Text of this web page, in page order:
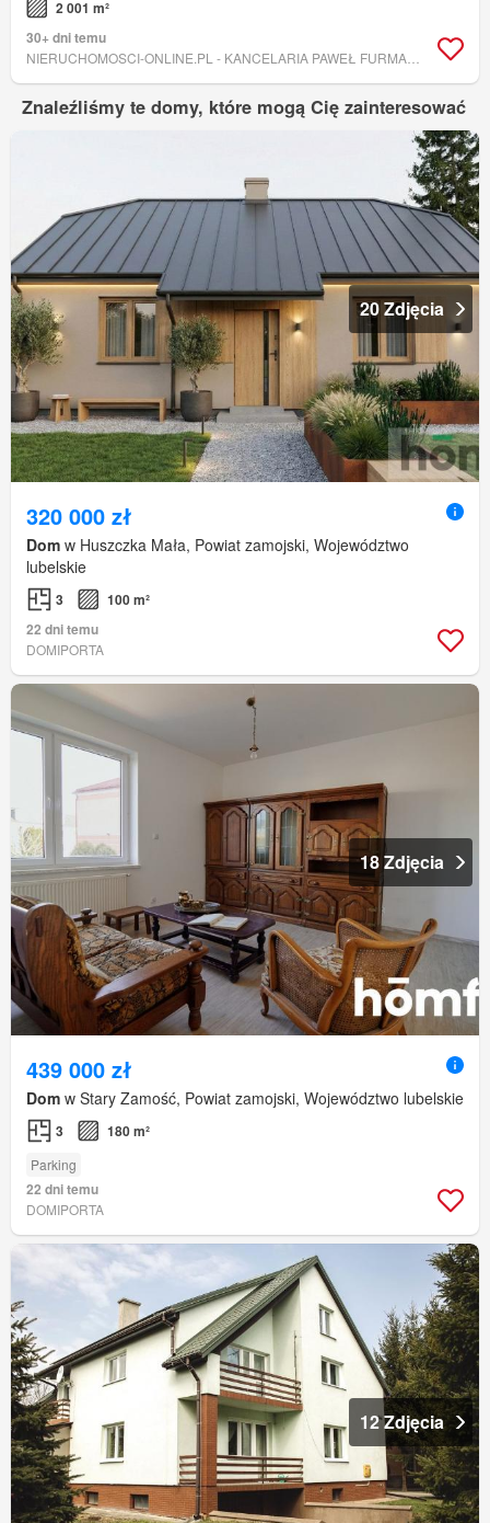
2 001 m²
30+ dni temu
Znaleźliśmy te domy, które mogą Cię zainteresować
20 Zdjęcia
320 000 zł
Dom w Huszczka Mała, Powiat zamojski, Województwo
lubelskie
3
100 m²
22 dni temu
DOMIPORTA
18 Zdjęcia
439 000 zł
Dom w Stary Zamość, Powiat zamojski, Województwo lubelskie
3 180 m²
Parking
22 dni temu
DOMIPORTA
12 Zdjęcia